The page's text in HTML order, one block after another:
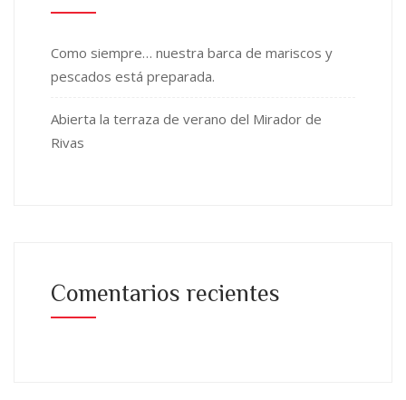
Como siempre… nuestra barca de mariscos y
pescados está preparada.
Abierta la terraza de verano del Mirador de
Rivas
Comentarios recientes